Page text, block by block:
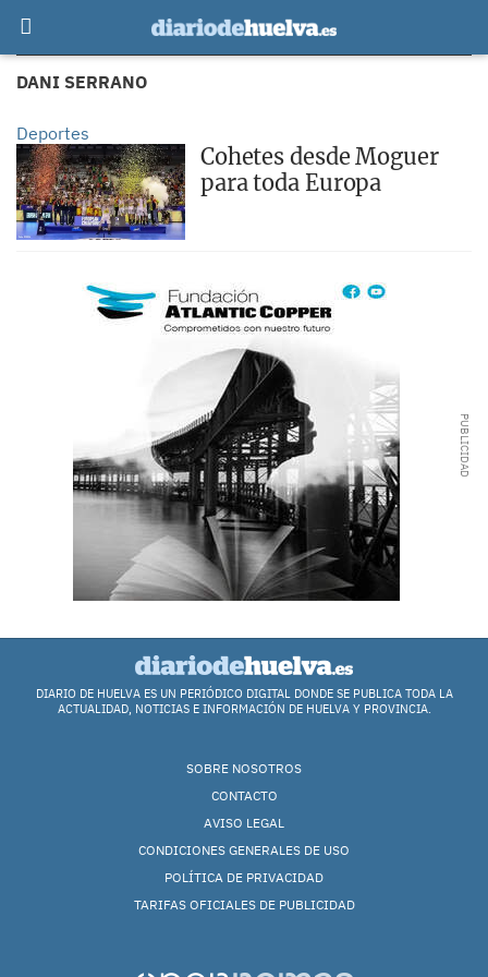
DANI SERRANO
Deportes
Cohetes desde Moguer
para toda Europa
DIARIO DE HUELVA ES UN PERIÓDICO DIGITAL DONDE SE PUBLICA TODA LA
ACTUALIDAD, NOTICIAS E INFORMACIÓN DE HUELVA Y PROVINCIA.
SOBRE NOSOTROS
CONTACTO
AVISO LEGAL
CONDICIONES GENERALES DE USO
POLÍTICA DE PRIVACIDAD
TARIFAS OFICIALES DE PUBLICIDAD